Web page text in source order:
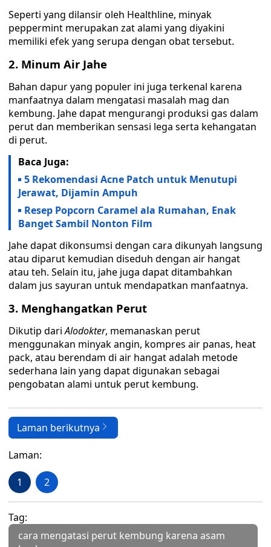
Seperti yang dilansir oleh Healthline, minyak
peppermint merupakan zat alami yang diyakini
memiliki efek yang serupa dengan obat tersebut.
2. Minum Air Jahe
Bahan dapur yang populer ini juga terkenal karena
manfaatnya dalam mengatasi masalah mag dan
kembung. Jahe dapat mengurangi produksi gas dalam
perut dan memberikan sensasi lega serta kehangatan
di perut.
Baca Juga:
5 Rekomendasi Acne Patch untuk Menutupi
Jerawat, Dijamin Ampuh
Resep Popcorn Caramel ala Rumahan, Enak
Banget Sambil Nonton Film
Jahe dapat dikonsumsi dengan cara dikunyah langsung
atau diparut kemudian diseduh dengan air hangat
atau teh. Selain itu, jahe juga dapat ditambahkan
dalam jus sayuran untuk mendapatkan manfaatnya.
3. Menghangatkan Perut
Dikutip dariAlodokter, memanaskan perut
menggunakan minyak angin, kompres air panas, heat
pack, atau berendam di air hangat adalah metode
sederhana lain yang dapat digunakan sebagai
pengobatan alami untuk perut kembung.
Laman berikutnya
Laman:
1 2
Tag:
cara mengatasi perut kembung karena asam